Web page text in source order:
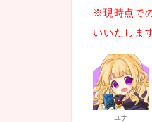
※現時点で
いいたしま
ユナ